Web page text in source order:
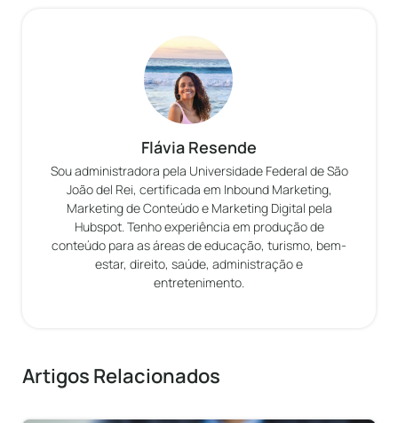
Flávia Resende
Sou administradora pela Universidade Federal de São
João del Rei, certificada em Inbound Marketing,
Marketing de Conteúdo e Marketing Digital pela
Hubspot. Tenho experiência em produção de
conteúdo para as áreas de educação, turismo, bem-
estar, direito, saúde, administração e
entretenimento.
Artigos Relacionados